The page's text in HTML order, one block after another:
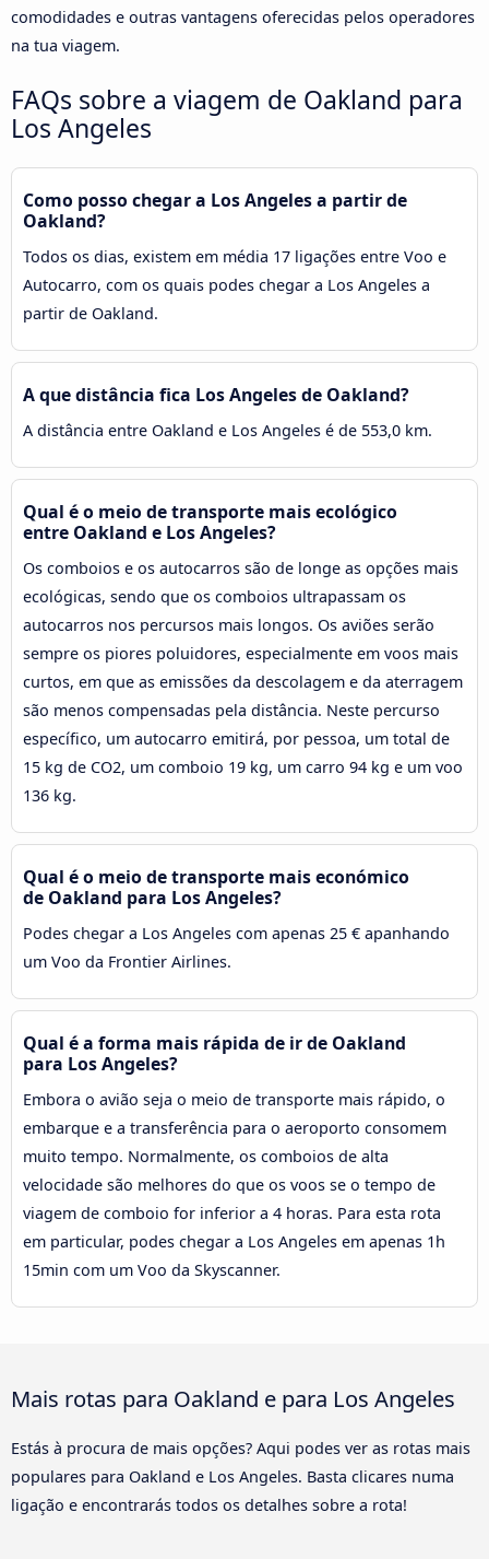
comodidades e outras vantagens oferecidas pelos operadores
na tua viagem.
FAQs sobre a viagem de Oakland para
Los Angeles
Como posso chegar a Los Angeles a partir de
Oakland?
Todos os dias, existem em média 17 ligações entre Voo e
Autocarro, com os quais podes chegar a Los Angeles a
partir de Oakland.
A que distância fica Los Angeles de Oakland?
A distância entre Oakland e Los Angeles é de 553,0 km.
Qual é o meio de transporte mais ecológico
entre Oakland e Los Angeles?
Os comboios e os autocarros são de longe as opções mais
ecológicas, sendo que os comboios ultrapassam os
autocarros nos percursos mais longos. Os aviões serão
sempre os piores poluidores, especialmente em voos mais
curtos, em que as emissões da descolagem e da aterragem
são menos compensadas pela distância. Neste percurso
específico, um autocarro emitirá, por pessoa, um total de
15 kg de CO2, um comboio 19 kg, um carro 94 kg e um voo
136 kg.
Qual é o meio de transporte mais económico
de Oakland para Los Angeles?
Podes chegar a Los Angeles com apenas 25 € apanhando
um Voo da Frontier Airlines.
Qual é a forma mais rápida de ir de Oakland
para Los Angeles?
Embora o avião seja o meio de transporte mais rápido, o
embarque e a transferência para o aeroporto consomem
muito tempo. Normalmente, os comboios de alta
velocidade são melhores do que os voos se o tempo de
viagem de comboio for inferior a 4 horas. Para esta rota
em particular, podes chegar a Los Angeles em apenas 1h
15min com um Voo da Skyscanner.
Mais rotas para Oakland e para Los Angeles
Estás à procura de mais opções? Aqui podes ver as rotas mais
populares para Oakland e Los Angeles. Basta clicares numa
ligação e encontrarás todos os detalhes sobre a rota!